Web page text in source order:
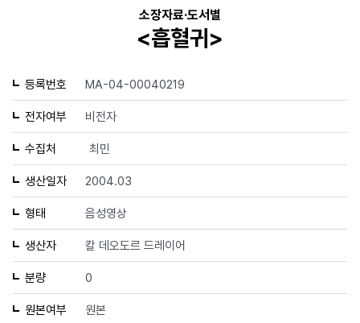
소장자료·도서별
<흡혈귀>
등록번호 MA-04-00040219
전자여부 비전자
수집처 최민
생산일자 2004.03
형태 음성영상
생산자 칼 데오도르 드레이어
분량 0
원본여부 원본